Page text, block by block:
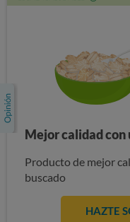
Mejor calidad
Producto de mejor
buscado
HAZTE